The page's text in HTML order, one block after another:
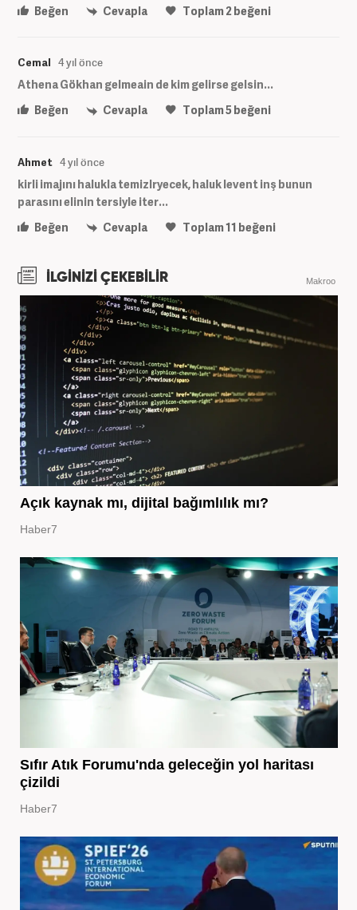
Beğen Cevapla Toplam2beğeni
Cemal 4 yıl önce
Athena Gökhan gelmeain de kim gelirse gelsin...
Beğen
Cevapla Toplam5beğeni
Ahmet 4 yıl önce
kirli imajını halukla temizlryecek, haluk levent inş bunun
parasını elinin tersiyle iter...
Beğen
Cevapla Toplam11 beğeni
İLGİNİZİ ÇEKEBİLİR Makroo
Açık kaynak mı, dijital bağımlılık mı?
Haber7
Sıfır Atık Forumu'nda geleceğin yol haritası
çizildi
Haber7